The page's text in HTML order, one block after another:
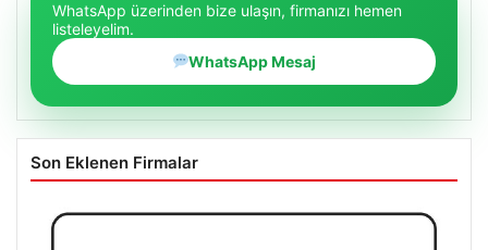
WhatsApp üzerinden bize ulaşın, firmanızı hemen
listeleyelim.
WhatsApp Mesaj
Son Eklenen Firmalar